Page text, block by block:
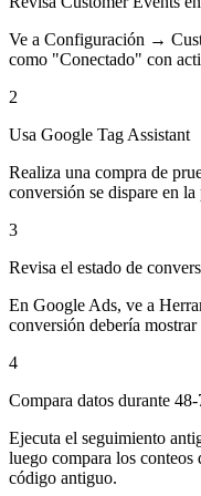
Ve a Configuración →
como "Conectado" con
2
Usa Google Tag Assistant
Realiza una compra de
conversión se dispare en
3
Revisa el estado de
En Google Ads, ve a
conversión debería
4
Compara datos durante
Ejecuta el seguimiento
luego compara los conteos
código antiguo.